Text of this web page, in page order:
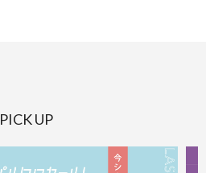
PICK UP